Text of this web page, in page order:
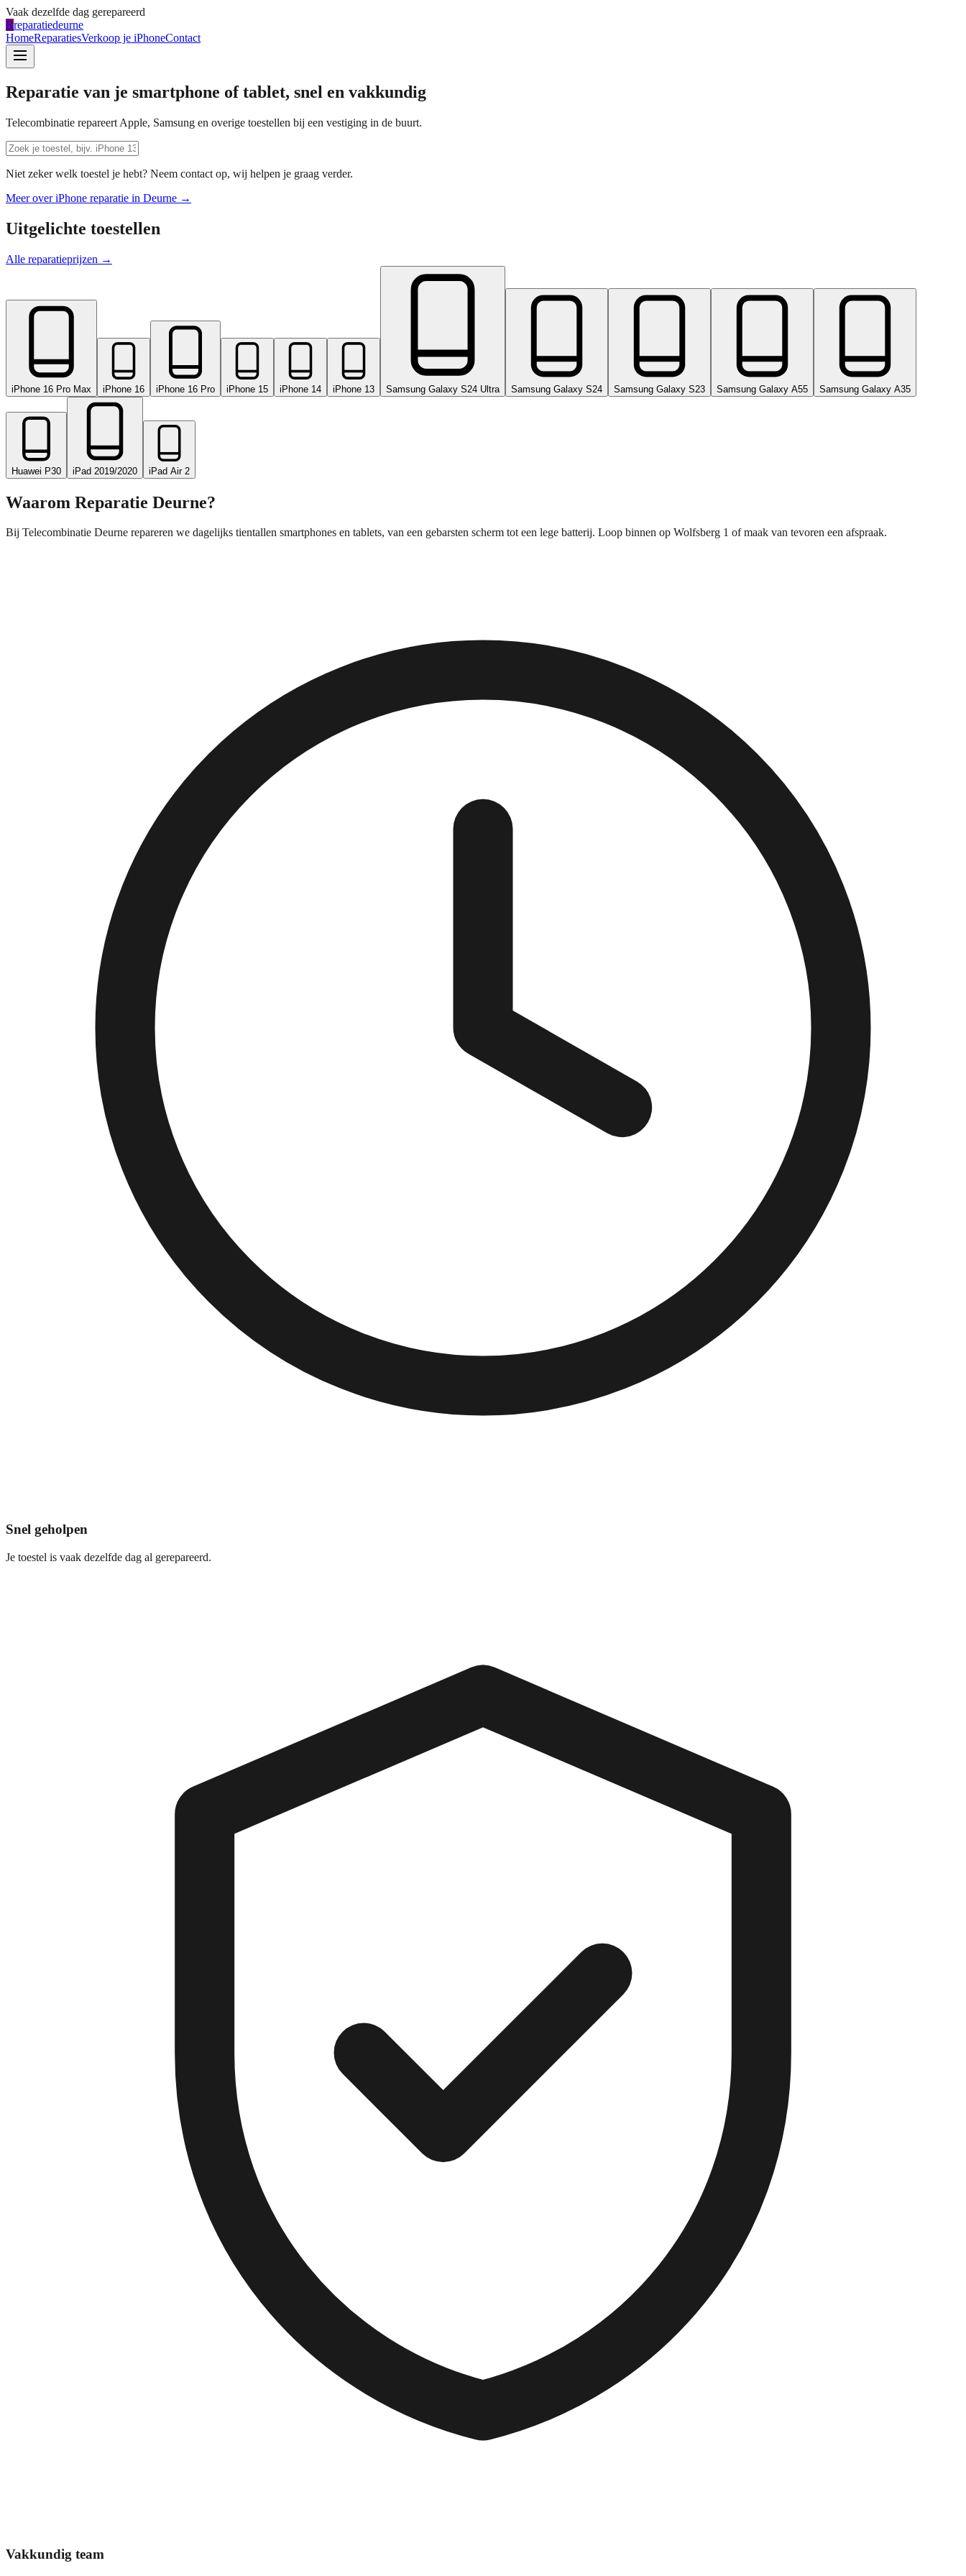
Vaak dezelfde dag gerepareerd
Rreparatiedeurne
HomeReparatiesVerkoop je iPhoneContact
Reparatie van je smartphone of tablet, snel en vakkundig
Telecombinatie repareert Apple, Samsung en overige toestellen bij een vestiging in de buurt.
Niet zeker welk toestel je hebt? Neem contact op, wij helpen je graag verder.
Meer over iPhone reparatie in Deurne →
Uitgelichte toestellen
Alle reparatieprijzen →
iPhone 16 Pro Max iPhone 16 iPhone 16 Pro iPhone 15 iPhone 14 iPhone 13 Samsung Galaxy S24 Ultra Samsung Galaxy S24 Samsung Galaxy S23 Samsung Galaxy A55 Samsung Galaxy A35
Huawei P30 iPad 2019/2020 iPad Air 2
Waarom Reparatie Deurne?
Bij Telecombinatie Deurne repareren we dagelijks tientallen smartphones en tablets, van een gebarsten scherm tot een lege batterij. Loop binnen op Wolfsberg 1 of maak van tevoren een afspraak.
Snel geholpen
Je toestel is vaak dezelfde dag al gerepareerd.
Vakkundig team